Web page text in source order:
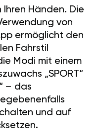
Ihren Händen. Die
von
ermöglicht den
Fahrstil
Modi mit einem
„SPORT“
– das
und auf